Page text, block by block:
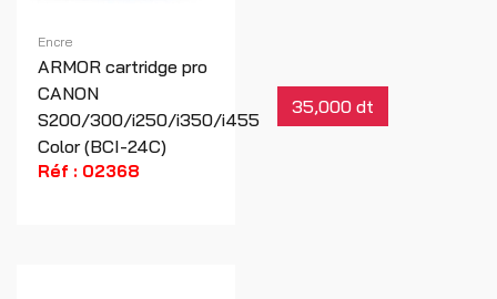
Encre
ARMOR cartridge pro
CANON
S200/300/i250/i350/i455
Color (BCI-24C)
35,000 dt
Réf : 02368